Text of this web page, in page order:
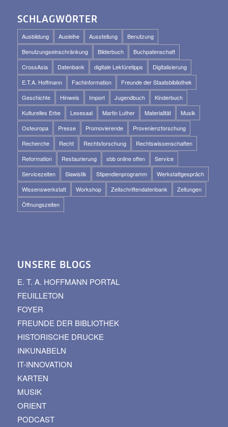
SCHLAGWÖRTER
Ausbildung Ausleihe Ausstellung
Benutzung
Benutzungseinschränkung
Bilderbuch
Buchpatenschaft
CrossAsia
Datenbank digitale Lektüretipps
Digitalisierung
E.T.A. Hoffmann
Fachinformation
Freunde der Staatsbibliothek
Geschichte
Hinweis Import Jugendbuch
Kinderbuch
Kulturelles Erbe
Lesesaal Martin Luther Materialität
Musik
Osteuropa
Presse Promovierende
Provenienzforschung
Recherche
Recht Rechtsforschung
Rechtswissenschaften
Reformation
Restaurierung sbb online offen
Service
Servicezeiten
Slawistik Stipendienprogramm
Werkstattgespräch
Wissenswerkstatt
Workshop Zeitschriftendatenbank
Zeitungen
Öffnungszeiten
UNSERE BLOGS
E. T. A. HOFFMANN PORTAL
FEUILLETON
FOYER
FREUNDE DER BIBLIOTHEK
HISTORISCHE DRUCKE
INKUNABELN
IT-INNOVATION
KARTEN
MUSIK
ORIENT
PODCAST